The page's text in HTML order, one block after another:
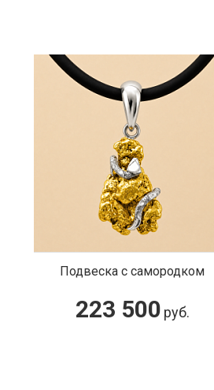
Подвеска с самородком
223 500 руб.